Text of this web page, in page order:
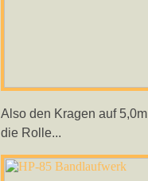
Also den Kragen auf
die Rolle...